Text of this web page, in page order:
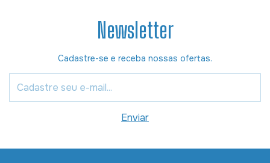
Newsletter
Cadastre-se e receba nossas ofertas.